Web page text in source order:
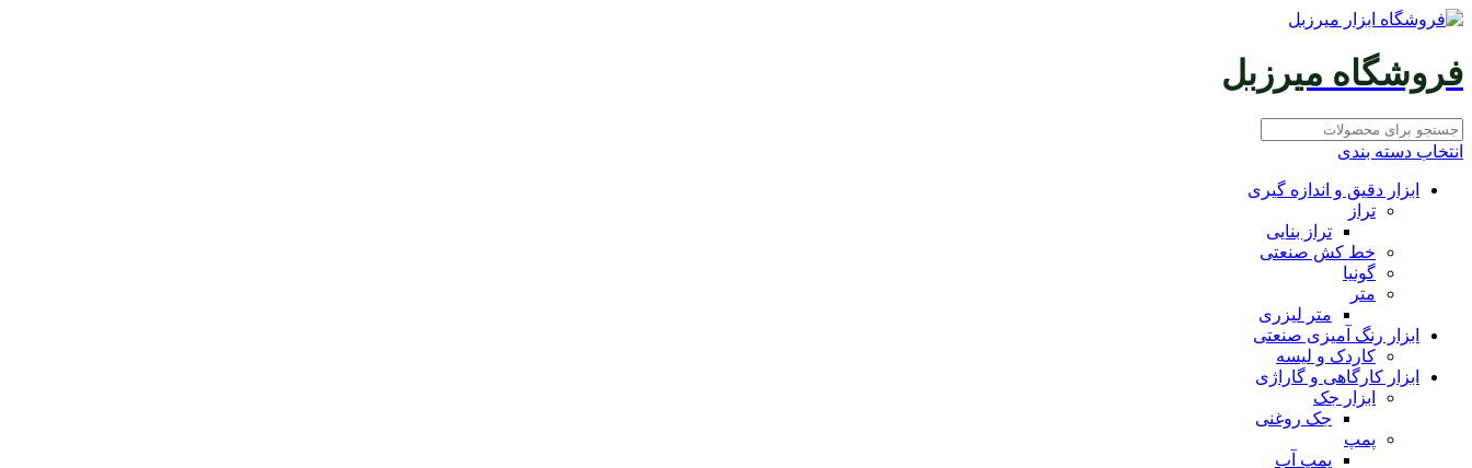
فروشگاه میرزبل
انتخاب دسته بندی
ابزار دقیق و اندازه گیری
تراز
تراز بنایی
خط کش صنعتی
گونیا
متر
متر لیزری
ابزار رنگ آمیزی صنعتی
کاردک و لیسه
ابزار کارگاهی و گاراژی
ابزار جک
جک روغنی
پمپ
پمپ آب